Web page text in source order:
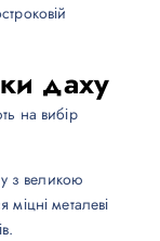
даху
на вибір
з великою
міцні металеві